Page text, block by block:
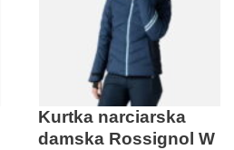
Kurtka narciarska
damska Rossignol W